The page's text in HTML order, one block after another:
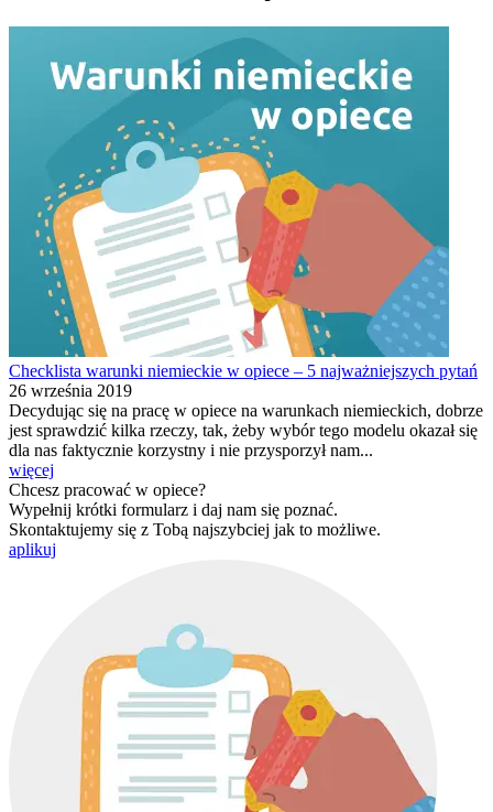
Checklista warunki niemieckie w opiece – 5 najważniejszych pytań
26 września 2019
Decydując się na pracę w opiece na warunkach niemieckich, dobrze
jest sprawdzić kilka rzeczy, tak, żeby wybór tego modelu okazał się
dla nas faktycznie korzystny i nie przysporzył nam...
więcej
Chcesz pracować w opiece?
Wypełnij krótki formularz i daj nam się poznać.
Skontaktujemy się z Tobą najszybciej jak to możliwe.
aplikuj